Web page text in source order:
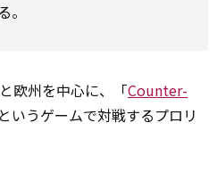
欧州を中心に、「Counter-
いうゲームで対戦するプロリ